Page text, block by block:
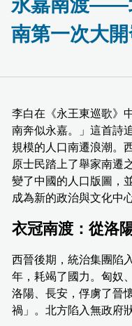
南第一次大
李白在《永王東巡歌》
南奔似永嘉。」這首詩
規模的人口南遷浪潮。
原士民踏上了舉家南遷
變了中國的人口版圖，
成為新的政治與文化中心
衣冠南渡：從洛
西晉後期，統治集團陷
年，耗竭了國力。匈奴
洛陽、長安，俘虜了晉
禍」。北方陷入無政府